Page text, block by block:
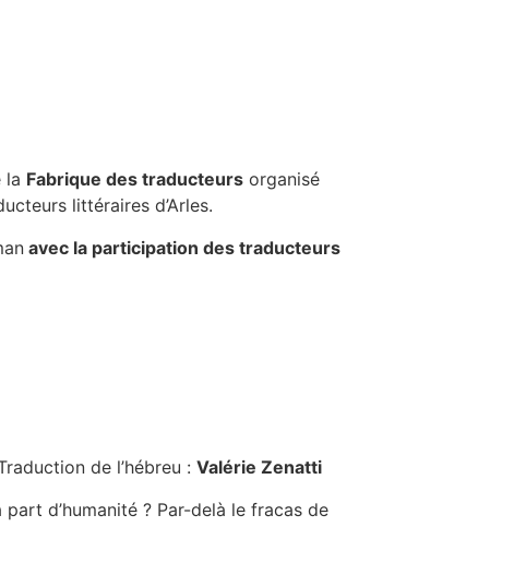
la Fabrique des traducteurs organisé
littéraires d’Arles.
avec la participation des traducteurs
de l’hébreu : Valérie Zenatti
d’humanité ? Par-delà le fracas de